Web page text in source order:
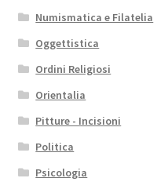
Numismatica e Filatelia
Oggettistica
Ordini Religiosi
Orientalia
Pitture - Incisioni
Politica
Psicologia